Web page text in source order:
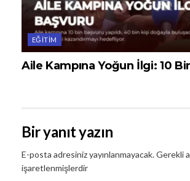
EĞITIM
Aile Kampına Yoğun İlgi: 10
Bir yanıt yazın
E-posta adresiniz yayınlanmayacak.Gerekli
işaretlenmişlerdir